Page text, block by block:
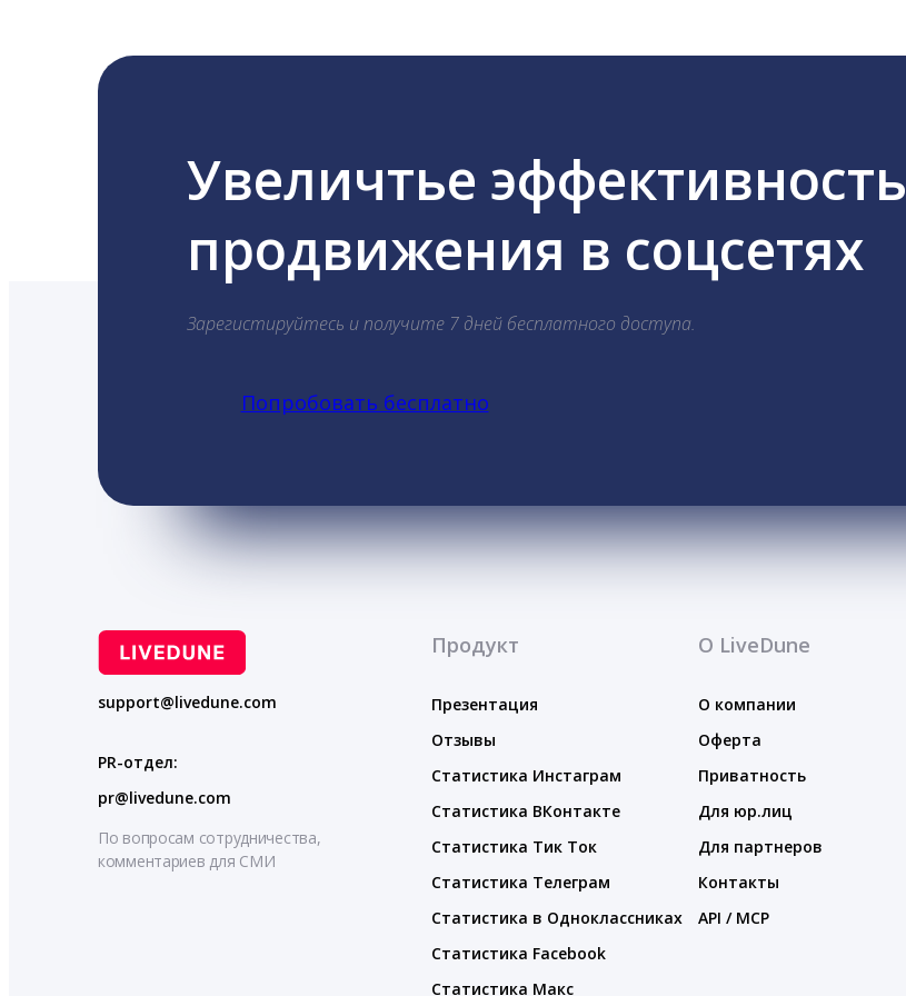
Увеличтье эффективность
продвижения в соцсетях
Зарегистируйтесь и получите 7 дней бесплатного доступа.
Попробовать бесплатно
support@livedune.com
PR-отдел:
pr@livedune.com
По вопросам сотрудничества,
комментариев для СМИ
Продукт
Презентация
Отзывы
Статистика Инстаграм
Статистика ВКонтакте
Статистика Тик Ток
Статистика Телеграм
Статистика в Одноклассниках
Статистика Facebook
Статистика Макс
О LiveDune
О компании
Оферта
Приватность
Для юр.лиц
Для партнеров
Контакты
API / MCP